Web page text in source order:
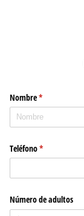
Nombre*
(necesario)
Teléfono*
(necesario)
Número de adultos